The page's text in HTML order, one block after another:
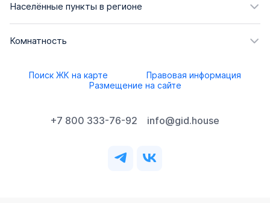
Населённые пункты в регионе
Комнатность
Поиск ЖК на карте
Правовая информация
Размещение на сайте
+7 800 333-76-92 info@gid.house